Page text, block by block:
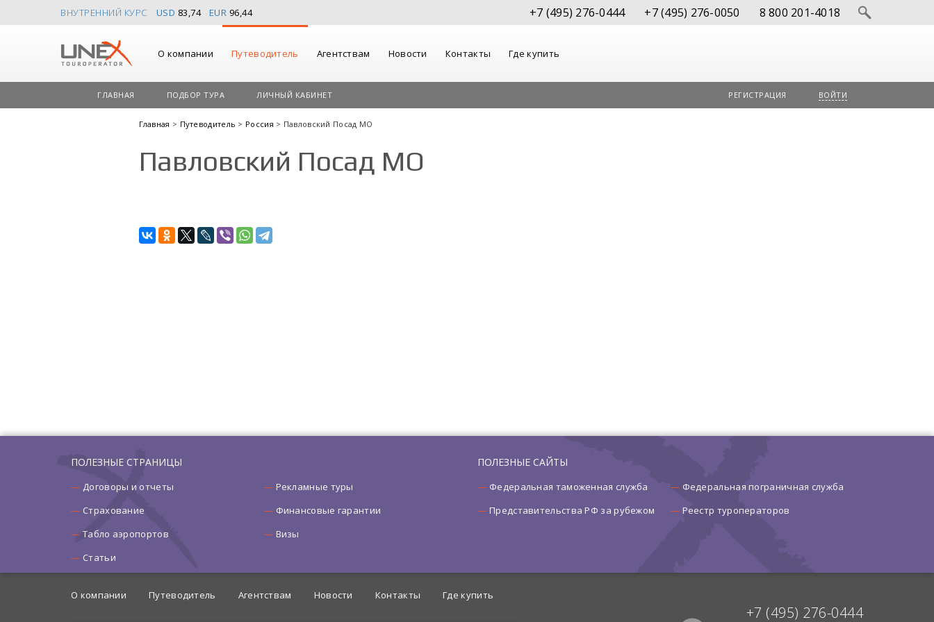
ВНУТРЕННИЙ КУРС USD 83,74 EUR 96,44 +7 (495) 276-0444 +7 (495) 276-0050 8 800 201-4018
О компании Путеводитель Агентствам Новости Контакты Где купить
ГЛАВНАЯ ПОДБОР ТУРА ЛИЧНЫЙ КАБИНЕТ РЕГИСТРАЦИЯ ВОЙТИ
Главная > Путеводитель > Россия > Павловский Посад МО
Павловский Посад МО
ПОЛЕЗНЫЕ СТРАНИЦЫ
Договоры и отчеты
Рекламные туры
Страхование
Финансовые гарантии
Табло аэропортов
Визы
Статьи
ПОЛЕЗНЫЕ САЙТЫ
Федеральная таможенная служба
Федеральная пограничная служба
Представительства РФ за рубежом
Реестр туроператоров
+7 (495) 276-0444
О компании Путеводитель Агентствам Новости Контакты Где купить